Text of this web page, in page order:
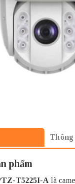
Thông
phẩm
T5225I-A là